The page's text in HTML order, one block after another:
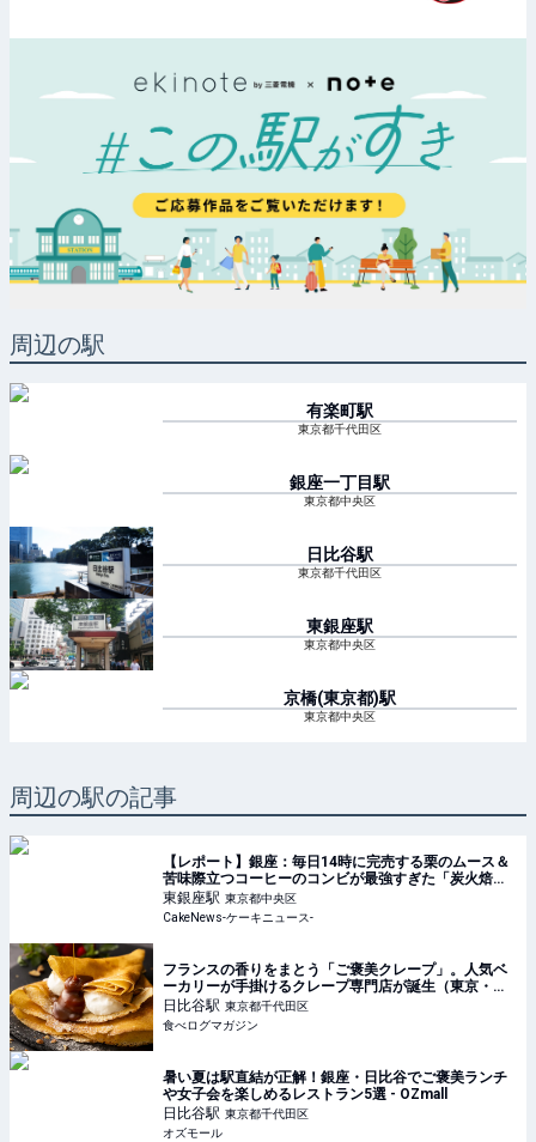
周辺の駅
有楽町駅
東京都千代田区
銀座一丁目駅
東京都中央区
日比谷駅
東京都千代田区
東銀座駅
東京都中央区
京橋(東京都)駅
東京都中央区
周辺の駅の記事
【レポート】銀座：毎日14時に完売する栗のムース＆
苦味際立つコーヒーのコンビが最強すぎた「炭火焙煎
珈琲.凛 本店」8月5日より移転リニューアルオープン
東銀座駅 東京都中央区
CakeNews-ケーキニュース-
フランスの香りをまとう「ご褒美クレープ」。人気ベ
ーカリーが手掛けるクレープ専門店が誕生（東京・日
比谷） | 食べログマガジン
日比谷駅 東京都千代田区
食べログマガジン
暑い夏は駅直結が正解！銀座・日比谷でご褒美ランチ
や女子会を楽しめるレストラン5選 - OZmall
日比谷駅 東京都千代田区
オズモール